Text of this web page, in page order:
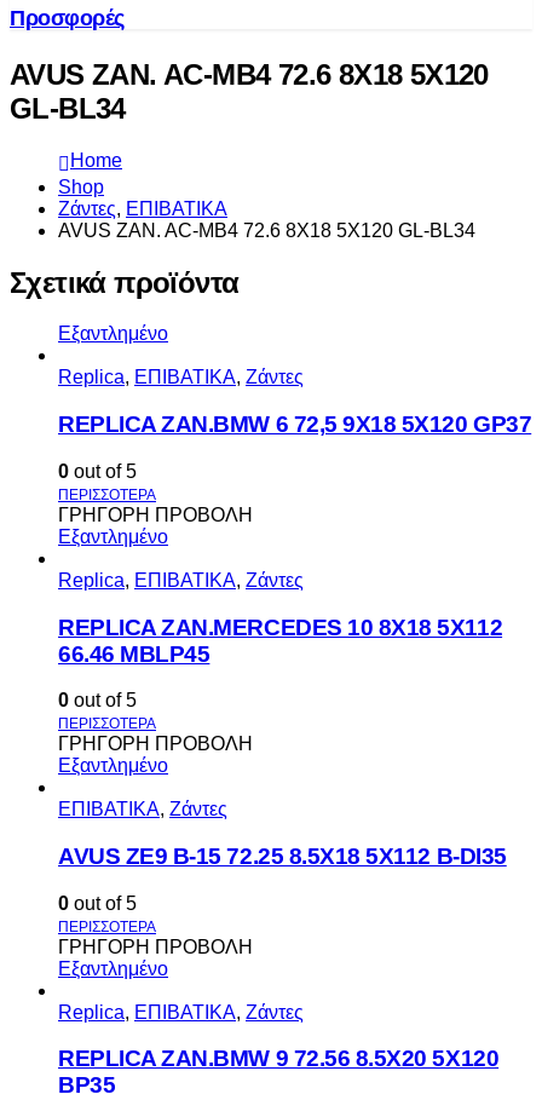
Προσφορές
AVUS ZAN. AC-MB4 72.6 8X18 5X120
GL-BL34
Home
Shop
Ζάντες, ΕΠΙΒΑΤΙΚΑ
AVUS ZAN. AC-MB4 72.6 8X18 5X120 GL-BL34
Σχετικά προϊόντα
Εξαντλημένο
Replica, ΕΠΙΒΑΤΙΚΑ, Ζάντες
REPLICA ZAN.BMW 6 72,5 9X18 5X120 GP37
0 out of 5
ΓΡΗΓΟΡΗ ΠΡΟΒΟΛΗ
Εξαντλημένο
Replica, ΕΠΙΒΑΤΙΚΑ, Ζάντες
REPLICA ZAN.MERCEDES 10 8X18 5X112
66.46 MBLP45
0 out of 5
ΓΡΗΓΟΡΗ ΠΡΟΒΟΛΗ
Εξαντλημένο
ΕΠΙΒΑΤΙΚΑ, Ζάντες
AVUS ΖΕ9 Β-15 72.25 8.5Χ18 5Χ112 Β-DI35
0 out of 5
ΓΡΗΓΟΡΗ ΠΡΟΒΟΛΗ
Εξαντλημένο
Replica, ΕΠΙΒΑΤΙΚΑ, Ζάντες
REPLICA ZAN.BMW 9 72.56 8.5X20 5X120
BP35